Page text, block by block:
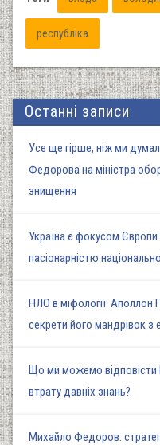
республіка
Останні записи
Усе ще гірше, ніж ми
Федорова на міністра
знищення
Україна є фокусом
пасіонарністю
НЛО в міфології: Аполлон
секрети його мандрівок з
Що ми можемо відповісти
втрату давніх знань?
Михайло Федоров: